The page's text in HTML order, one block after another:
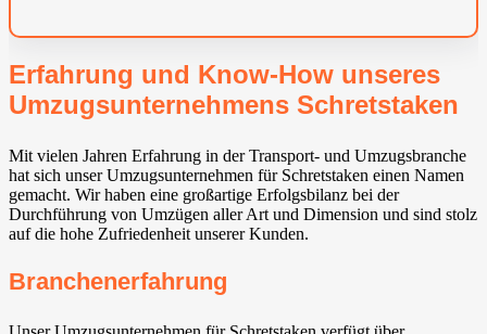
Erfahrung und Know-How unseres
Umzugsunternehmens Schretstaken
Mit vielen Jahren Erfahrung in der Transport- und Umzugsbranche
hat sich unser Umzugsunternehmen für Schretstaken einen Namen
gemacht. Wir haben eine großartige Erfolgsbilanz bei der
Durchführung von Umzügen aller Art und Dimension und sind stolz
auf die hohe Zufriedenheit unserer Kunden.
Branchenerfahrung